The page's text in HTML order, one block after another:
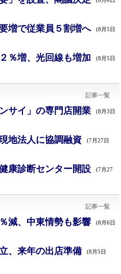
増で従業員５割増へ (8月5日
％増、光回線も増加 (8月5日
記事一覧
サイ」の専門店開業 (8月3日
地法人に協調融資 (7月27日
康診断センター開設
(7月27
記事一覧
減、中東情勢も影響 (8月6日
、来年の出店準備 (8月5日